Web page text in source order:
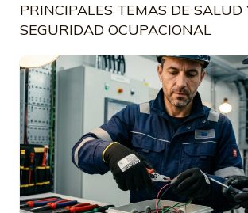
PRINCIPALES TEMAS DE SALUD
SEGURIDAD OCUPACIONAL